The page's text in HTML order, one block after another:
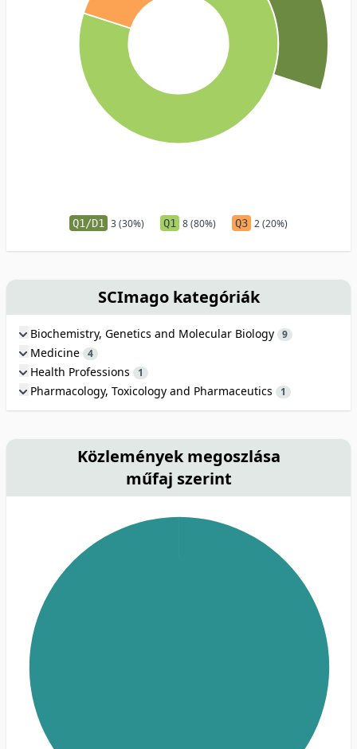
Q1/D1 3 (30%) Q1 8 (80%) Q3 2 (20%)
SCImago kategóriák
Biochemistry, Genetics and Molecular Biology 9
Medicine 4
Health Professions 1
Pharmacology, Toxicology and Pharmaceutics 1
Közlemények megoszlása
műfaj szerint